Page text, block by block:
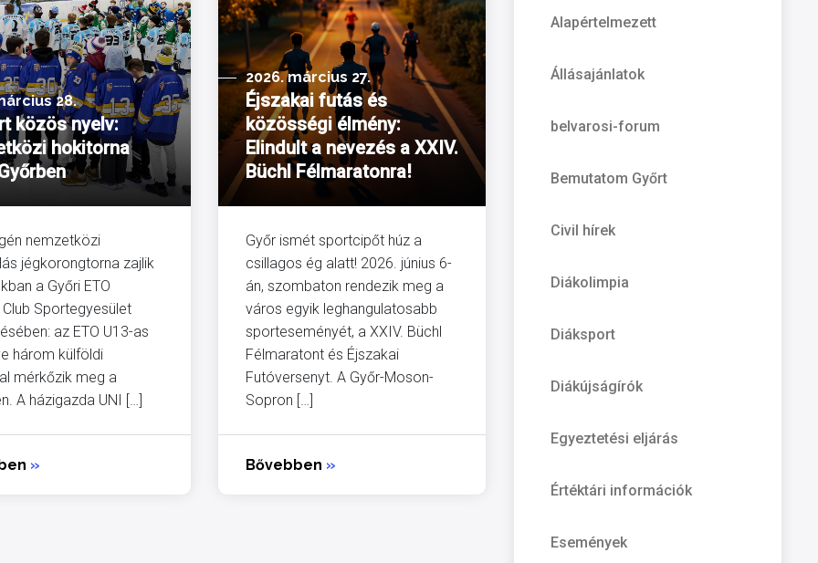
28.
közös nyelv:
hokitorna
nemzetközi
jégkorongtorna zajlik
a Győri ETO
Sportegyesület
az ETO U13-as
három külföldi
mérkőzik meg a
A házigazda UNI […]
»
2026. március 27.
Éjszakai futás és
közösségi élmény:
Elindult a nevezés a XXIV.
Büchl Félmaratonra!
Győr ismét sportcipőt húz a
csillagos ég alatt! 2026. június 6-
án, szombaton rendezik meg a
város egyik leghangulatosabb
sporteseményét, a XXIV. Büchl
Félmaratont és Éjszakai
Futóversenyt. A Győr-Moson-
Sopron […]
Bővebben »
Alapértelmezett
Állásajánlatok
belvarosi-forum
Bemutatom Győrt
Civil hírek
Diákolimpia
Diáksport
Diákújságírók
Egyeztetési eljárás
Értéktári információk
Események